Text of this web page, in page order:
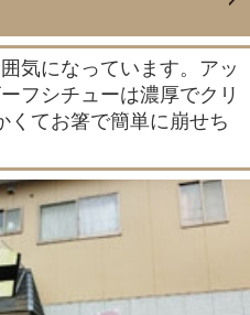
気になっています。アッ
フシチューは濃厚でクリ
くてお箸で簡単に崩せち